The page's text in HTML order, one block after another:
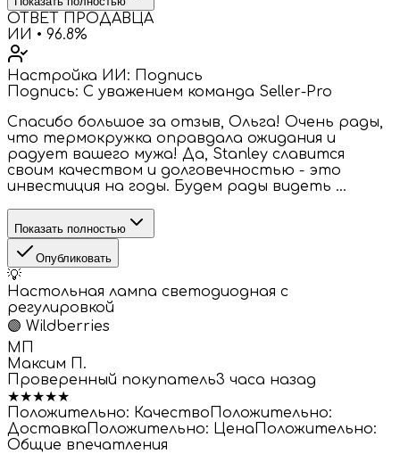
ОТВЕТ ПРОДАВЦА
ИИ • 96.8%
Настройка ИИ: Подпись
Подпись: С уважением команда Seller-Pro
Спасибо большое за отзыв, Ольга! Очень рады,
что термокружка оправдала ожидания и
радует вашего мужа! Да, Stanley славится
своим качеством и долговечностью - это
инвестиция на годы. Будем рады видеть ...
Показать полностью
Опубликовать
💡
Настольная лампа светодиодная с
регулировкой
🟣 Wildberries
МП
Максим П.
Проверенный покупатель3 часа назад
★★★★★
Положительно: КачествоПоложительно:
ДоставкаПоложительно: ЦенаПоложительно:
Общие впечатления